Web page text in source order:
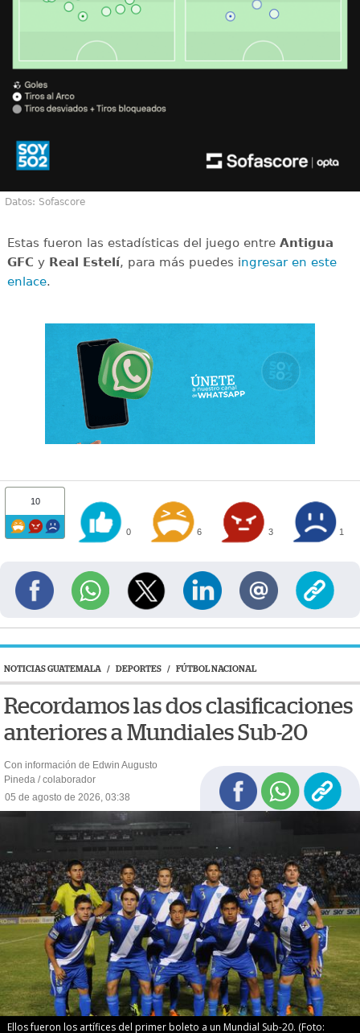
Datos: Sofascore
Estas fueron las estadísticas del juego entre Antigua
GFC y Real Estelí, para más puedes ingresar en este
enlace.
10
0 6 3 1
NOTICIAS GUATEMALA / DEPORTES / FÚTBOL NACIONAL
Recordamos las dos clasificaciones
anteriores a Mundiales Sub-20
Con información de Edwin Augusto
Pineda / colaborador
05 de agosto de 2026, 03:38
Ellos fueron los artífices del primer boleto a un Mundial Sub-20. (Foto: